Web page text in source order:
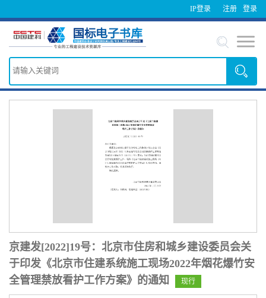
IP登录 登录
注册
京建发[2022]19号：北京市住房和城乡建设委员会关
于印发《北京市住建系统施工现场2022年烟花爆竹安
全管理禁放看护工作方案》的通知
现行